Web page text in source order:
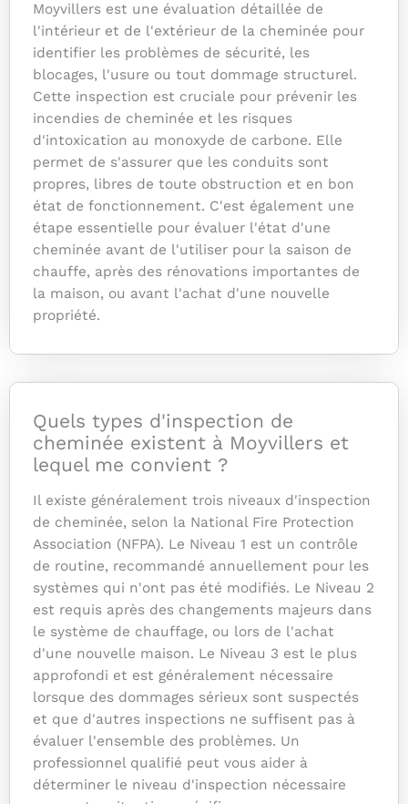
Moyvillers est une évaluation détaillée de
l'intérieur et de l'extérieur de la cheminée pour
identifier les problèmes de sécurité, les
blocages, l'usure ou tout dommage structurel.
Cette inspection est cruciale pour prévenir les
incendies de cheminée et les risques
d'intoxication au monoxyde de carbone. Elle
permet de s'assurer que les conduits sont
propres, libres de toute obstruction et en bon
état de fonctionnement. C'est également une
étape essentielle pour évaluer l'état d'une
cheminée avant de l'utiliser pour la saison de
chauffe, après des rénovations importantes de
la maison, ou avant l'achat d'une nouvelle
propriété.
Quels types d'inspection de
cheminée existent à Moyvillers et
lequel me convient ?
Il existe généralement trois niveaux d'inspection
de cheminée, selon la National Fire Protection
Association (NFPA). Le Niveau 1 est un contrôle
de routine, recommandé annuellement pour les
systèmes qui n'ont pas été modifiés. Le Niveau 2
est requis après des changements majeurs dans
le système de chauffage, ou lors de l'achat
d'une nouvelle maison. Le Niveau 3 est le plus
approfondi et est généralement nécessaire
lorsque des dommages sérieux sont suspectés
et que d'autres inspections ne suffisent pas à
évaluer l'ensemble des problèmes. Un
professionnel qualifié peut vous aider à
déterminer le niveau d'inspection nécessaire